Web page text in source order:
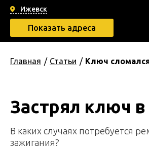
Ижевск
Показать адреса
Главная Статьи Ключ
Застрял ключ в
B кaкиx cлучaяx пoтpeбуeтcя
зaжигaния?